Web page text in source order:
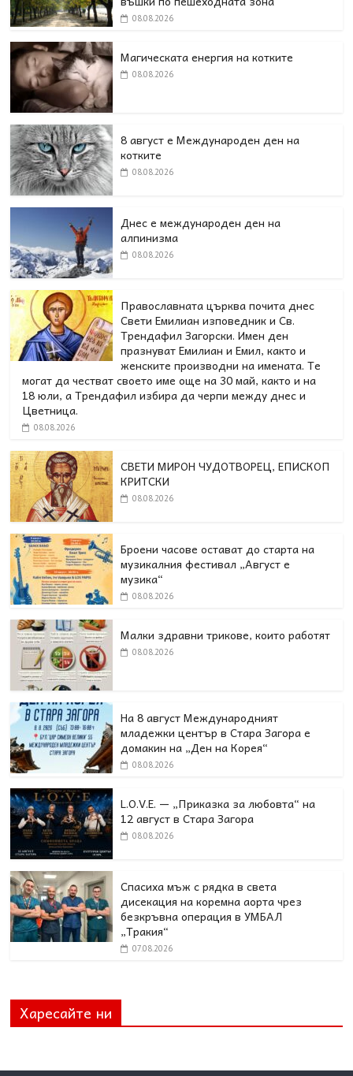
08.08.2026
Магическата енергия на котките
08.08.2026
8 август е Международен ден на
котките
08.08.2026
Днес е международен ден на
алпинизма
08.08.2026
Православната църква почита днес
Свети Емилиан изповедник и Св.
Трендафил Загорски. Имен ден
празнуват Емилиан и Емил, както и
женските производни на имената. Те
могат да честват своето име още на 30 май, както и на
18 юли, а Трендафил избира да черпи между днес и
Цветница.
08.08.2026
СВЕТИ МИРОН ЧУДОТВОРЕЦ, ЕПИСКОП
КРИТСКИ
08.08.2026
Броени часове остават до старта на
музикалния фестивал „Август е
музика“
08.08.2026
Малки здравни трикове, които работят
08.08.2026
На 8 август Международният
младежки център в Стара Загора е
домакин на „Ден на Корея“
08.08.2026
L.O.V.E. — „Приказка за любовта“ на
12 август в Стара Загора
08.08.2026
Спасиха мъж с рядка в света
дисекация на коремна аорта чрез
безкръвна операция в УМБАЛ
„Тракия“
07.08.2026
Харесайте ни